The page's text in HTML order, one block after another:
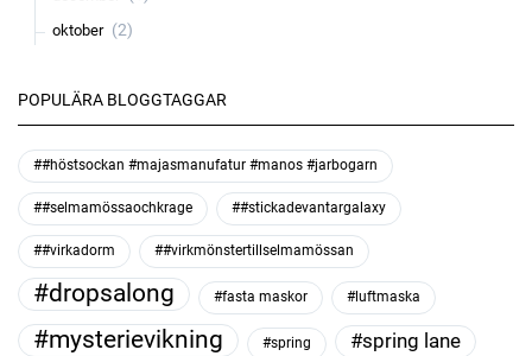
oktober (2)
POPULÄRA BLOGGTAGGAR
##höstsockan #majasmanufatur #manos #jarbogarn
##selmamössaochkrage ##stickadevantargalaxy
##virkadorm ##virkmönstertillselmamössan
#dropsalong #fasta maskor #luftmaska
#mysterievikning #spring #spring lane